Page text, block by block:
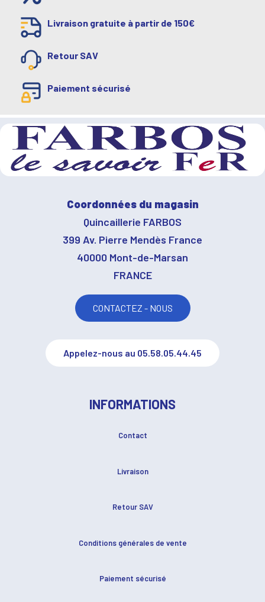
Livraison gratuite à partir de 150€
Retour SAV
Paiement sécurisé
Coordonnées du magasin
Quincaillerie FARBOS
399 Av. Pierre Mendès France
40000 Mont-de-Marsan
FRANCE
CONTACTEZ - NOUS
Appelez-nous au 05.58.05.44.45
INFORMATIONS
Contact
Livraison
Retour SAV
Conditions générales de vente
Paiement sécurisé